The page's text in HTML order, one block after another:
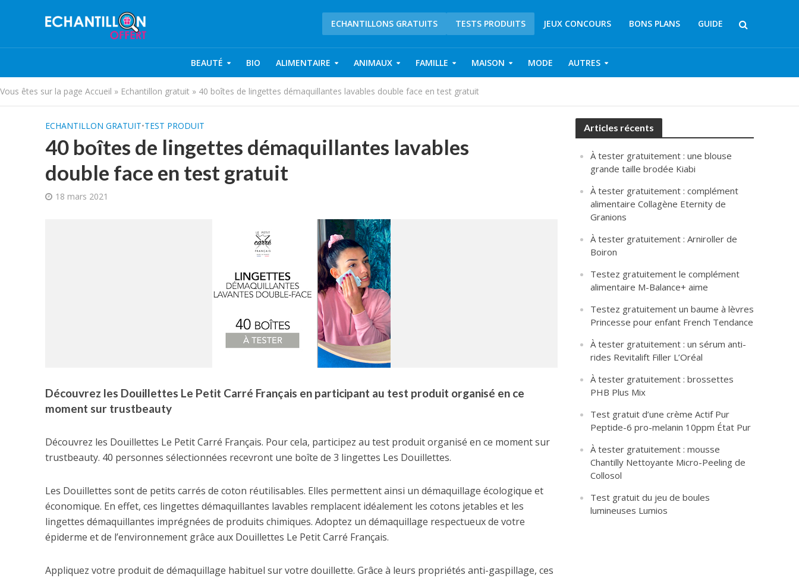
ECHANTILLONS GRATUITS TESTS PRODUITS JEUX CONCOURS BONS PLANS GUIDE
BEAUTÉ BIO ALIMENTAIRE ANIMAUX FAMILLE MAISON MODE AUTRES
Vous êtes sur la page Accueil » Echantillon gratuit » 40 boîtes de lingettes démaquillantes lavables double face en test gratuit
ECHANTILLON GRATUIT•TEST PRODUIT
40 boîtes de lingettes démaquillantes lavables
double face en test gratuit
18 mars 2021
Découvrez les Douillettes Le Petit Carré Français en participant au test produit organisé en ce
moment sur trustbeauty
Découvrez les Douillettes Le Petit Carré Français. Pour cela, participez au test produit organisé en ce moment sur
trustbeauty. 40 personnes sélectionnées recevront une boîte de 3 lingettes Les Douillettes.
Les Douillettes sont de petits carrés de coton réutilisables. Elles permettent ainsi un démaquillage écologique et
économique. En effet, ces lingettes démaquillantes lavables remplacent idéalement les cotons jetables et les
lingettes démaquillantes imprégnées de produits chimiques. Adoptez un démaquillage respectueux de votre
épiderme et de l’environnement grâce aux Douillettes Le Petit Carré Français.
Appliquez votre produit de démaquillage habituel sur votre douillette. Grâce à leurs propriétés anti-gaspillage, ces
Articles récents
À tester gratuitement : une blouse
grande taille brodée Kiabi
À tester gratuitement : complément
alimentaire Collagène Eternity de
Granions
À tester gratuitement : Arniroller de
Boiron
Testez gratuitement le complément
alimentaire M-Balance+ aime
Testez gratuitement un baume à lèvres
Princesse pour enfant French Tendance
À tester gratuitement : un sérum anti-
rides Revitalift Filler L’Oréal
À tester gratuitement : brossettes
PHB Plus Mix
Test gratuit d’une crème Actif Pur
Peptide-6 pro-melanin 10ppm État Pur
À tester gratuitement : mousse
Chantilly Nettoyante Micro-Peeling de
Collosol
Test gratuit du jeu de boules
lumineuses Lumios